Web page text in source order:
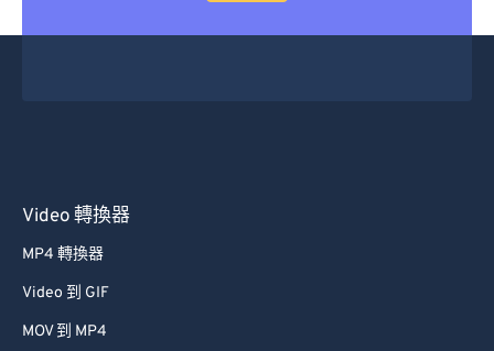
Video 轉換器
MP4 轉換器
Video 到 GIF
MOV 到 MP4